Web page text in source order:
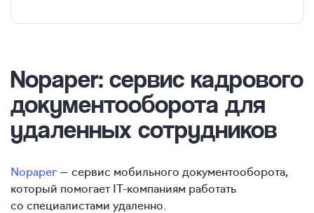
Nopaper: сервис кадрового
документооборота для
удаленных сотрудников
Nopaper — сервис мобильного документооборота,
который помогает IT-компаниям работать
со специалистами удаленно.